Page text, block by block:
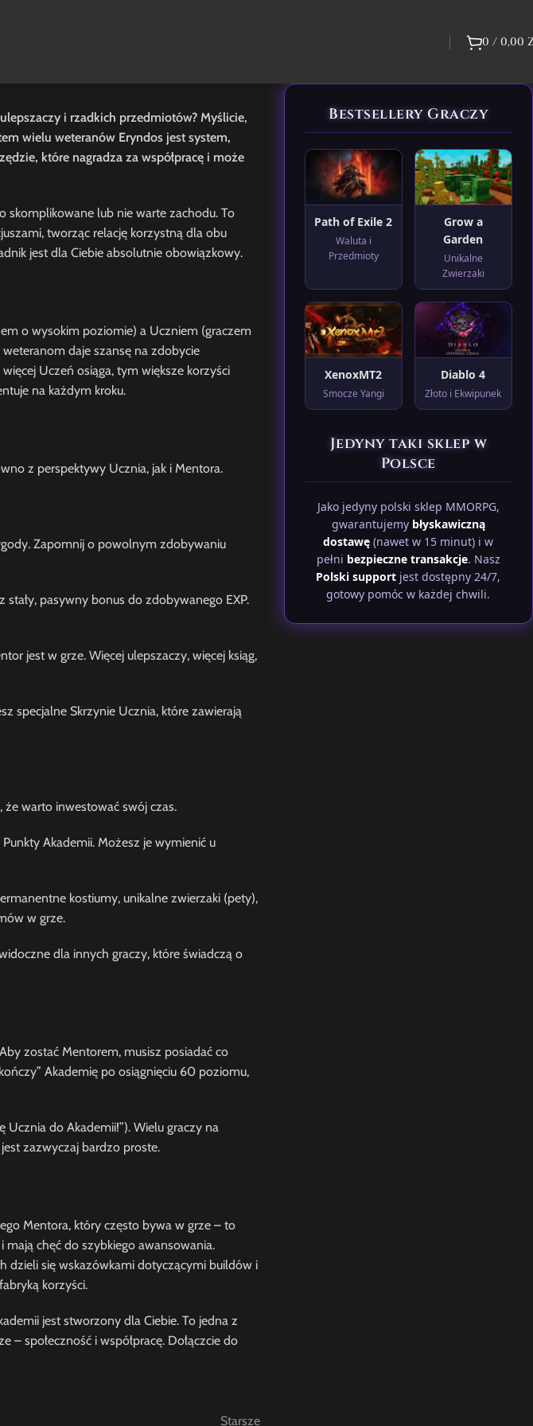
0 / 0,00
i rzadkich przedmiotów? Myślicie,
wielu weteranów Eryndos jest system,
które nagradza za współpracę i może
skomplikowane lub nie warte zachodu. To
tworząc relację korzystną dla obu
jest dla Ciebie absolutnie obowiązkowy.
o wysokim poziomie) a Uczniem (graczem
daje szansę na zdobycie
Uczeń osiąga, tym większe korzyści
na każdym kroku.
z perspektywy Ucznia, jak i Mentora.
Zapomnij o powolnym zdobywaniu
pasywny bonus do zdobywanego EXP.
jest w grze. Więcej ulepszaczy, więcej ksiąg,
specjalne Skrzynie Ucznia, które zawierają
warto inwestować swój czas.
Akademii. Możesz je wymienić u
kostiumy, unikalne zwierzaki (pety),
w grze.
dla innych graczy, które świadczą o
zostać Mentorem, musisz posiadać co
Akademię po osiągnięciu 60 poziomu,
Ucznia do Akademii!”). Wielu graczy na
zazwyczaj bardzo proste.
Mentora, który często bywa w grze – to
mają chęć do szybkiego awansowania.
dzieli się wskazówkami dotyczącymi buildów i
korzyści.
jest stworzony dla Ciebie. To jedna z
społeczność i współpracę. Dołączcie do
Starsze
Bestsellery Graczy
Path of Exile 2
Waluta i
Przedmioty
Grow a
Garden
Unikalne
Zwierzaki
XenoxMT2
Smocze Yangi
Diablo 4
Złoto i Ekwipunek
Jedyny taki sklep w
Polsce
Jako jedyny polski sklep MMORPG,
gwarantujemy błyskawiczną
dostawę (nawet w 15 minut) i w
pełni bezpieczne transakcje. Nasz
Polski support jest dostępny 24/7,
gotowy pomóc w każdej chwili.